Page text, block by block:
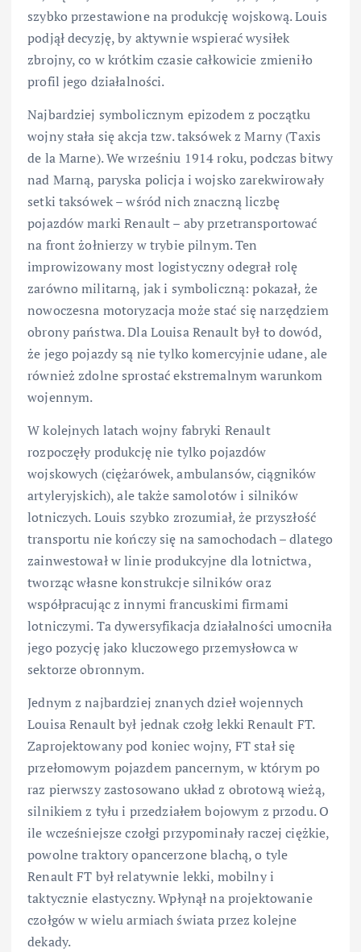
szybko przestawione na produkcję wojskową. Louis
podjął decyzję, by aktywnie wspierać wysiłek
zbrojny, co w krótkim czasie całkowicie zmieniło
profil jego działalności.
Najbardziej symbolicznym epizodem z początku
wojny stała się akcja tzw. taksówek z Marny (Taxis
de la Marne). We wrześniu 1914 roku, podczas bitwy
nad Marną, paryska policja i wojsko zarekwirowały
setki taksówek – wśród nich znaczną liczbę
pojazdów marki Renault – aby przetransportować
na front żołnierzy w trybie pilnym. Ten
improwizowany most logistyczny odegrał rolę
zarówno militarną, jak i symboliczną: pokazał, że
nowoczesna motoryzacja może stać się narzędziem
obrony państwa. Dla Louisa Renault był to dowód,
że jego pojazdy są nie tylko komercyjnie udane, ale
również zdolne sprostać ekstremalnym warunkom
wojennym.
W kolejnych latach wojny fabryki Renault
rozpoczęły produkcję nie tylko pojazdów
wojskowych (ciężarówek, ambulansów, ciągników
artyleryjskich), ale także samolotów i silników
lotniczych. Louis szybko zrozumiał, że przyszłość
transportu nie kończy się na samochodach – dlatego
zainwestował w linie produkcyjne dla lotnictwa,
tworząc własne konstrukcje silników oraz
współpracując z innymi francuskimi firmami
lotniczymi. Ta dywersyfikacja działalności umocniła
jego pozycję jako kluczowego przemysłowca w
sektorze obronnym.
Jednym z najbardziej znanych dzieł wojennych
Louisa Renault był jednak czołg lekki Renault FT.
Zaprojektowany pod koniec wojny, FT stał się
przełomowym pojazdem pancernym, w którym po
raz pierwszy zastosowano układ z obrotową wieżą,
silnikiem z tyłu i przedziałem bojowym z przodu. O
ile wcześniejsze czołgi przypominały raczej ciężkie,
powolne traktory opancerzone blachą, o tyle
Renault FT był relatywnie lekki, mobilny i
taktycznie elastyczny. Wpłynął na projektowanie
czołgów w wielu armiach świata przez kolejne
dekady.